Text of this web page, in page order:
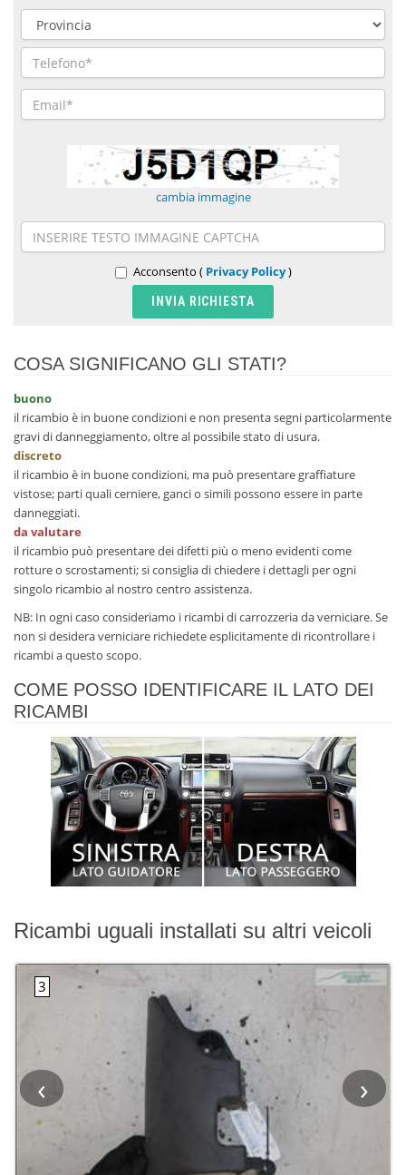
cambia immagine
Acconsento ( Privacy Policy)
COSA SIGNIFICANO GLI STATI?
buono
il ricambio è in buone condizioni e non presenta segni particolarmente
gravi di danneggiamento, oltre al possibile stato di usura.
discreto
il ricambio è in buone condizioni, ma può presentare graffiature
vistose; parti quali cerniere, ganci o simili possono essere in parte
danneggiati.
da valutare
il ricambio può presentare dei difetti più o meno evidenti come
rotture o scrostamenti; si consiglia di chiedere i dettagli per ogni
singolo ricambio al nostro centro assistenza.
NB: In ogni caso consideriamo i ricambi di carrozzeria da verniciare. Se
non si desidera verniciare richiedete esplicitamente di ricontrollare i
ricambi a questo scopo.
COME POSSO IDENTIFICARE IL LATO DEI
RICAMBI
Ricambi uguali installati su altri veicoli
‹ ›